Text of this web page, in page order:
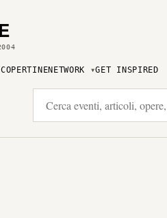
COPERTINENETWORK GET INSPIRED